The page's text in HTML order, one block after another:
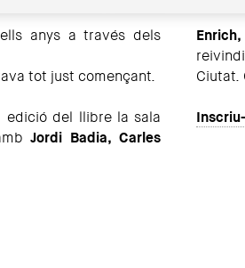
anys a través dels
tot just començant.
del llibre la sala
Jordi Badia, Carles
Ciutat.